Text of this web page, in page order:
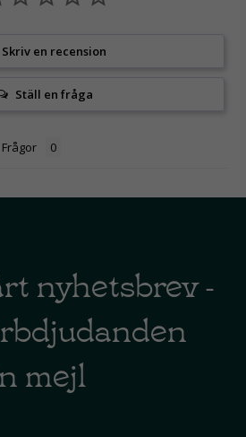
Skriv en recension
Ställ en fråga
Frågor
nyhetsbrev -
mejl